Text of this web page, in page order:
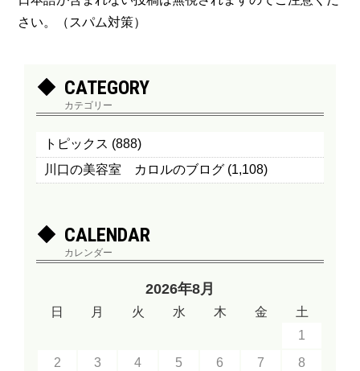
さい。（スパム対策）
CATEGORY
カテゴリー
トピックス (888)
川口の美容室 カロルのブログ (1,108)
CALENDAR
カレンダー
2026年8月
日 月 火 水 木 金
土
1
2
3 4 5 6 7
8